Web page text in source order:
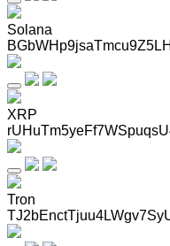
Solana
XRP
Tron